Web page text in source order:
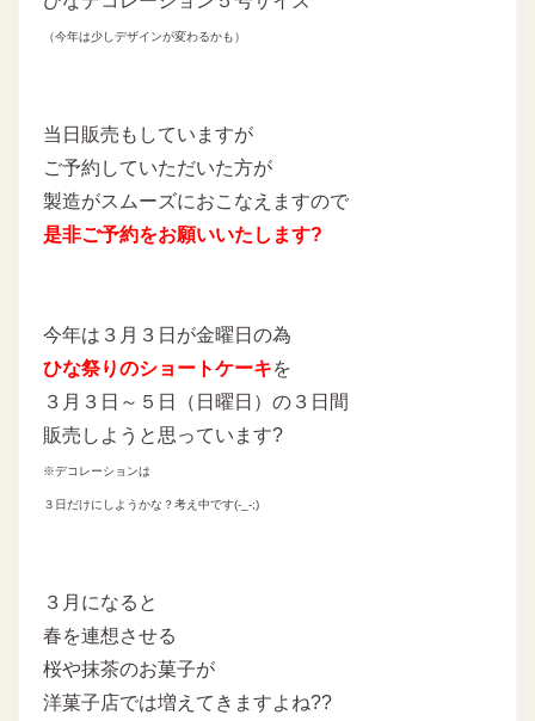
（今年は少しデザインが変わるかも）
当日販売もしていますが
ご予約していただいた方が
製造がスムーズにおこなえますので
是非ご予約をお願いいたします?
今年は３月３日が金曜日の為
ひな祭りのショートケーキを
３月３日～５日（日曜日）の３日間
販売しようと思っています?
※デコレーションは
３日だけにしようかな？考え中です(-_-;)
３月になると
春を連想させる
桜や抹茶のお菓子が
洋菓子店では増えてきますよね??